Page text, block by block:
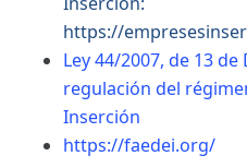
https://
Ley 44/2007, de 13
regulación del
Inserción
https://faedei.org/